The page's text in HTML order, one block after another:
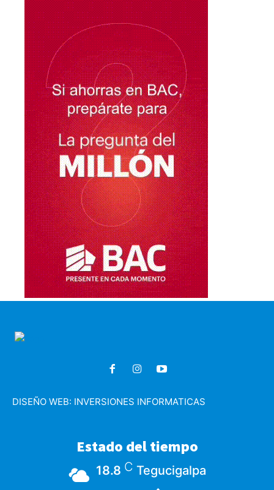
DISEÑO WEB: INVERSIONES INFORMATICAS
Estado del tiempo
18.8 C Tegucigalpa